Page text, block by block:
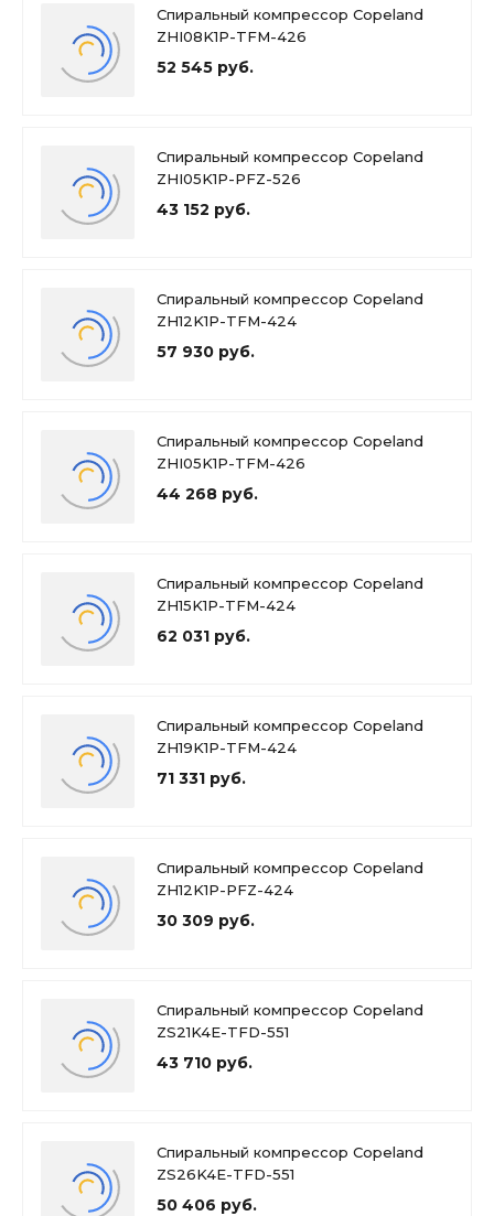
Спиральный компрессор Copeland
ZHI08K1P-TFM-426
52 545 руб.
Спиральный компрессор Copeland
ZHI05K1P-PFZ-526
43 152 руб.
Спиральный компрессор Copeland
ZH12K1P-TFM-424
57 930 руб.
Спиральный компрессор Copeland
ZHI05K1P-TFM-426
44 268 руб.
Спиральный компрессор Copeland
ZH15K1P-TFM-424
62 031 руб.
Спиральный компрессор Copeland
ZH19K1P-TFM-424
71 331 руб.
Спиральный компрессор Copeland
ZH12K1P-PFZ-424
30 309 руб.
Спиральный компрессор Copeland
ZS21K4E-TFD-551
43 710 руб.
Спиральный компрессор Copeland
ZS26K4E-TFD-551
50 406 руб.